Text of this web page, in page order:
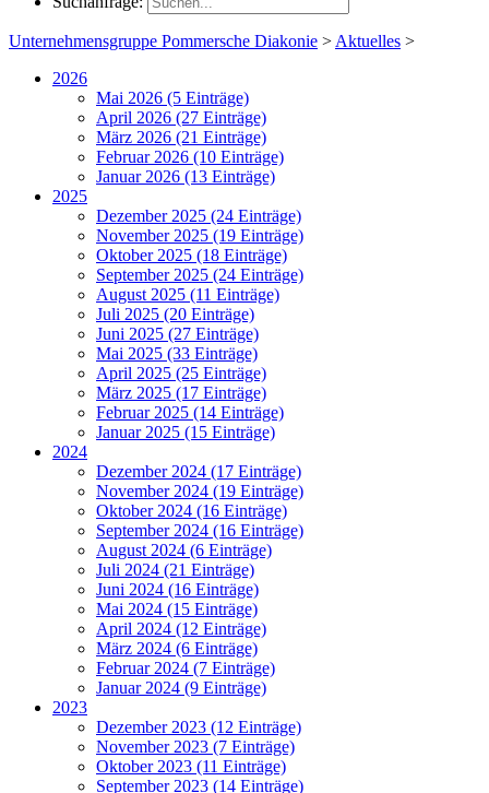
Unternehmensgruppe Pommersche Diakonie > Aktuelles >
2026
Mai 2026 (5 Einträge)
April 2026 (27 Einträge)
März 2026 (21 Einträge)
Februar 2026 (10 Einträge)
Januar 2026 (13 Einträge)
2025
Dezember 2025 (24 Einträge)
November 2025 (19 Einträge)
Oktober 2025 (18 Einträge)
September 2025 (24 Einträge)
August 2025 (11 Einträge)
Juli 2025 (20 Einträge)
Juni 2025 (27 Einträge)
Mai 2025 (33 Einträge)
April 2025 (25 Einträge)
März 2025 (17 Einträge)
Februar 2025 (14 Einträge)
Januar 2025 (15 Einträge)
2024
Dezember 2024 (17 Einträge)
November 2024 (19 Einträge)
Oktober 2024 (16 Einträge)
September 2024 (16 Einträge)
August 2024 (6 Einträge)
Juli 2024 (21 Einträge)
Juni 2024 (16 Einträge)
Mai 2024 (15 Einträge)
April 2024 (12 Einträge)
März 2024 (6 Einträge)
Februar 2024 (7 Einträge)
Januar 2024 (9 Einträge)
2023
Dezember 2023 (12 Einträge)
November 2023 (7 Einträge)
Oktober 2023 (11 Einträge)
September 2023 (14 Einträge)